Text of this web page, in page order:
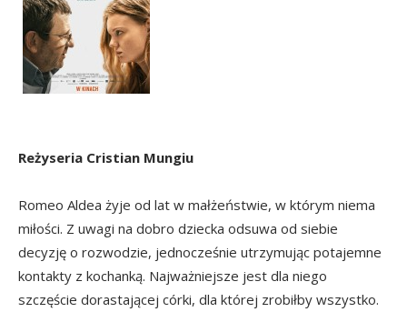
Reżyseria Cristian Mungiu
Romeo Aldea żyje od lat w małżeństwie, w którym niema
miłości. Z uwagi na dobro dziecka odsuwa od siebie
decyzję o rozwodzie, jednocześnie utrzymując potajemne
kontakty z kochanką. Najważniejsze jest dla niego
szczęście dorastającej córki, dla której zrobiłby wszystko.